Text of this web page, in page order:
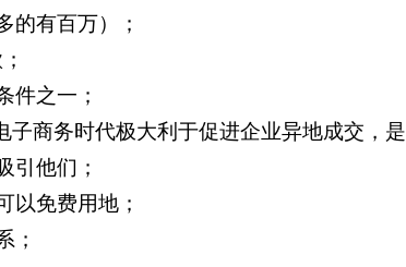
的有百万）；
件之一；
商务时代极大利于促进企业异地成交，
引他们；
以免费用地；
；